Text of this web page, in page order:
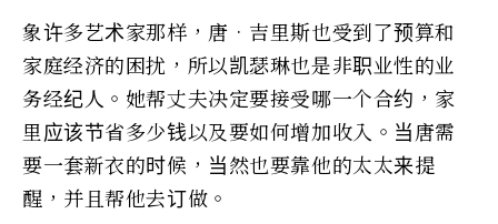
象许多艺术家那样，唐•吉里斯也受到了预算和
家庭经济的困扰，所以凯瑟琳也是非职业性的业
务经纪人。她帮丈夫决定要接受哪一个合约，家
里应该节省多少钱以及要如何增加收入。当唐需
要一套新衣的时候，当然也要靠他的太太来提
醒，并且帮他去订做。